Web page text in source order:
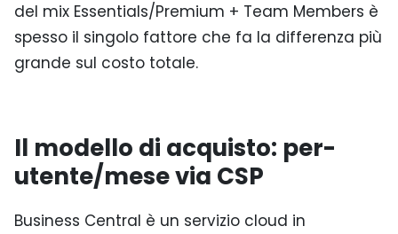
del mix Essentials/Premium + Team Members è
spesso il singolo fattore che fa la differenza più
grande sul costo totale.
Il modello di acquisto: per-
utente/mese via CSP
Business Central è un servizio cloud in